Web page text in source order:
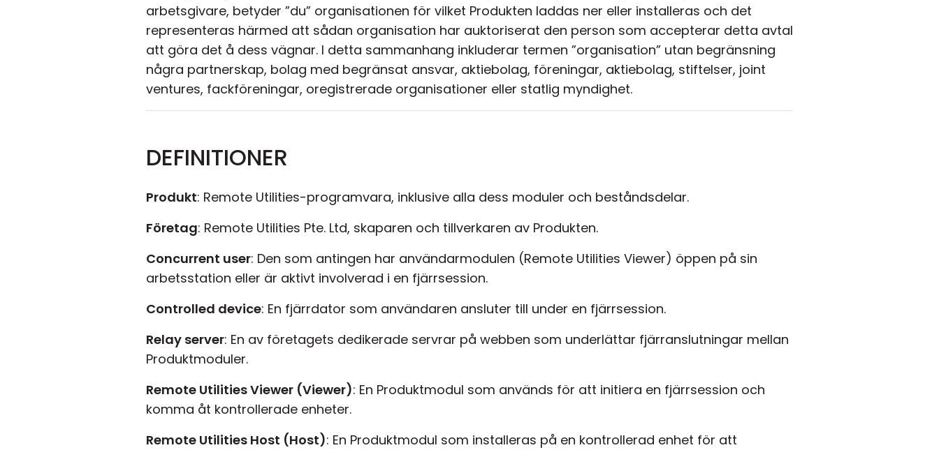
arbetsgivare, betyder ”du” organisationen för vilket Produkten laddas ner eller installeras och det
representeras härmed att sådan organisation har auktoriserat den person som accepterar detta avtal
att göra det å dess vägnar. I detta sammanhang inkluderar termen ”organisation” utan begränsning
några partnerskap, bolag med begränsat ansvar, aktiebolag, föreningar, aktiebolag, stiftelser, joint
ventures, fackföreningar, oregistrerade organisationer eller statlig myndighet.
DEFINITIONER
Produkt: Remote Utilities-programvara, inklusive alla dess moduler och beståndsdelar.
Företag: Remote Utilities Pte. Ltd, skaparen och tillverkaren av Produkten.
Concurrent user: Den som antingen har användarmodulen (Remote Utilities Viewer) öppen på sin
arbetsstation eller är aktivt involverad i en fjärrsession.
Controlled device: En fjärrdator som användaren ansluter till under en fjärrsession.
Relay server: En av företagets dedikerade servrar på webben som underlättar fjärranslutningar mellan
Produktmoduler.
Remote Utilities Viewer (Viewer): En Produktmodul som används för att initiera en fjärrsession och
komma åt kontrollerade enheter.
Remote Utilities Host (Host): En Produktmodul som installeras på en kontrollerad enhet för att